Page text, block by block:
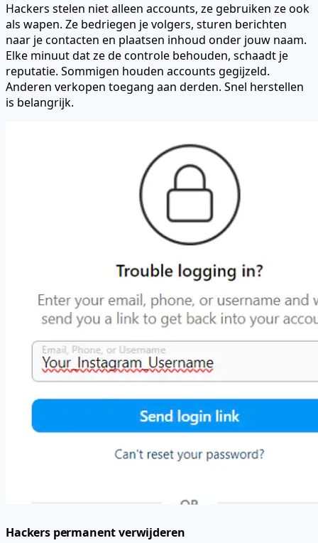
Hackers stelen niet alleen accounts, ze gebruiken ze ook
als wapen. Ze bedriegen je volgers, sturen berichten
naar je contacten en plaatsen inhoud onder jouw naam.
Elke minuut dat ze de controle behouden, schaadt je
reputatie. Sommigen houden accounts gegijzeld.
Anderen verkopen toegang aan derden. Snel herstellen
is belangrijk.
Hackers permanent verwijderen